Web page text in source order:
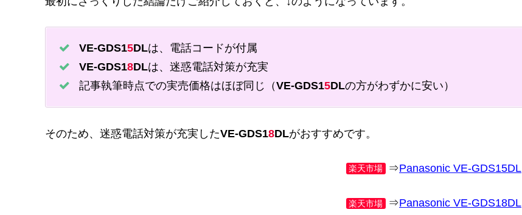
VE-GDS15DLは、電話コードが付属
VE-GDS18DLは、迷惑電話対策が充実
記事執筆時点での実売価格はほぼ同じ（VE-GDS15DLの方がわずかに安い）
そのため、迷惑電話対策が充実したVE-GDS18DLがおすすめです。
楽天市場 ⇒Panasonic VE-GDS15DL
楽天市場 ⇒Panasonic VE-GDS18DL